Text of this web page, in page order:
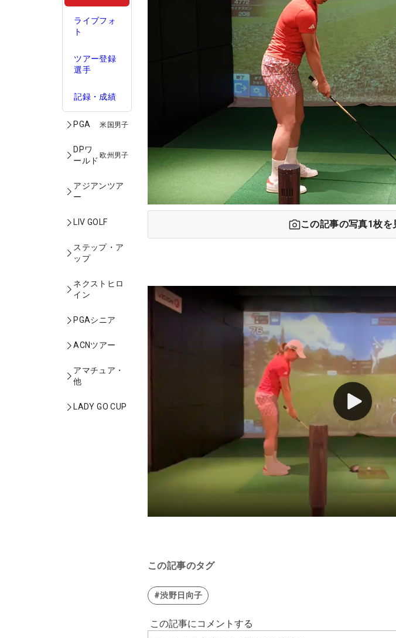
ライブフォ
ト
ツアー登録
選手
記録・成績
PGA 米国男子
DPワ
ールド
欧州男子
アジアンツア
ー
LIV GOLF
ステップ・ア
ップ
ネクストヒロ
イン
PGAシニア
ACNツアー
アマチュア・
他
LADY GO CUP
この記事の写真1枚を
この記事のタグ
#渋野日向子